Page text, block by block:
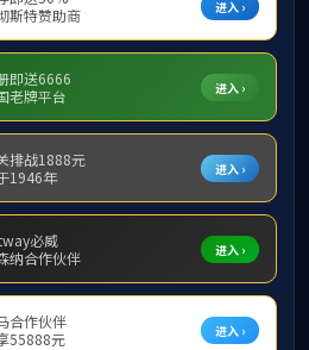
http:/ljyld找不到对应的栏
目！